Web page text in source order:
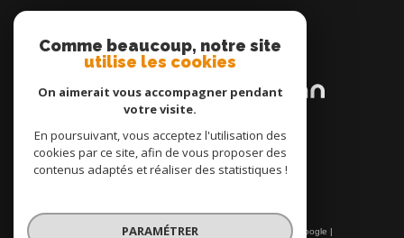
Adhérents
© 2026 | Tous droits réservés | Traduction powered by Google |
Comme beaucoup, notre site
utilise les cookies
On aimerait vous accompagner pendant
votre visite.
En poursuivant, vous acceptez l'utilisation des
cookies par ce site, afin de vous proposer des
contenus adaptés et réaliser des statistiques !
PARAMÉTRER